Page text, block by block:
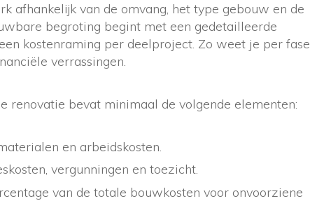
afhankelijk van de omvang, het type gebouw en de
begroting begint met een gedetailleerde
kostenraming per deelproject. Zo weet je per fase
verrassingen.
renovatie bevat minimaal de volgende elementen:
en arbeidskosten.
vergunningen en toezicht.
van de totale bouwkosten voor onvoorziene